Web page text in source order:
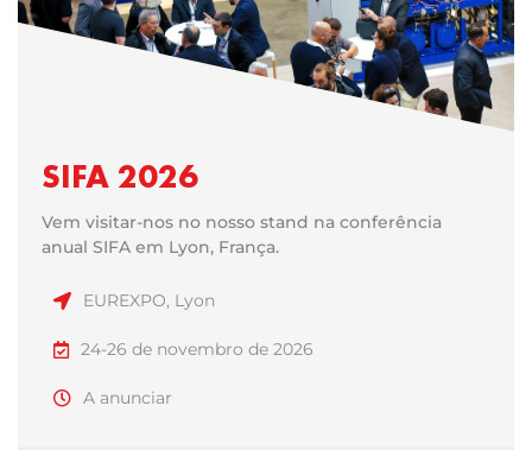
SIFA 2026
Vem visitar-nos no nosso stand na conferência
anual SIFA em Lyon, França.
EUREXPO, Lyon
24-26 de novembro de 2026
A anunciar